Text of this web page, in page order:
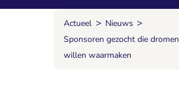
Actueel > Nieuws >
Sponsoren gezocht die dromen
willen waarmaken